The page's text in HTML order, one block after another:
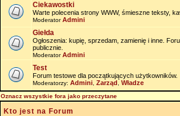
Ciekawostki
Warte polecenia strony WWW, śmieszne teksty,
ModeratorAdmini
Giełda
Ogłoszenia: kupię, sprzedam, zamienię i inne.
publicznie.
ModeratorAdmini
Test
Forum testowe dla początkujących użytkowników.
Moderatorzy: Admini, Zarząd Władze
Oznacz wszystkie fora jako przeczytane
Kto jest na Forum